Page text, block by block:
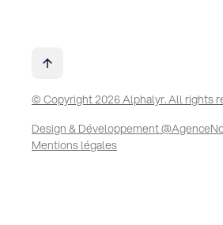
© Copyright 2026 Alphalyr. All rights
Design & Développement
Mentions légales